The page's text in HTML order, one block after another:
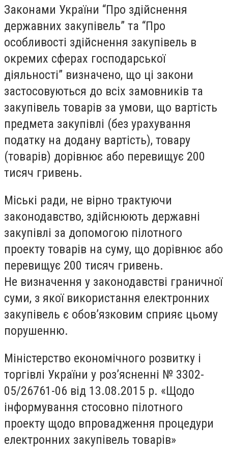
Законами України “Про здійснення
державних закупівель” та “Про
особливості здійснення закупівель в
окремих сферах господарської
діяльності” визначено, що ці закони
застосовуються до всіх замовників та
закупівель товарів за умови, що вартість
предмета закупівлі (без урахування
податку на додану вартість), товару
(товарів) дорівнює або перевищує 200
тисяч гривень.
Міські ради, не вірно трактуючи
законодавство, здійснюють державні
закупівлі за допомогою пілотного
проекту товарів на суму, що дорівнює або
перевищує 200 тисяч гривень.
Не визначення у законодавстві граничної
суми, з якої використання електронних
закупівель є обов’язковим сприяє цьому
порушенню.
Міністерство економічного розвитку і
торгівлі України у роз’ясненні № 3302-
05/26761-06 від 13.08.2015 р. «Щодо
інформування стосовно пілотного
проекту щодо впровадження процедури
електронних закупівель товарів»